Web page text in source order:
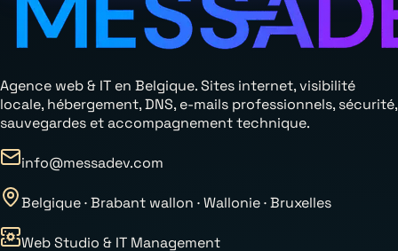
Agence web & IT en Belgique. Sites internet, visibilité
locale, hébergement, DNS, e-mails professionnels, sécurité,
sauvegardes et accompagnement technique.
info@messadev.com
Belgique · Brabant wallon · Wallonie · Bruxelles
Web Studio & IT Management